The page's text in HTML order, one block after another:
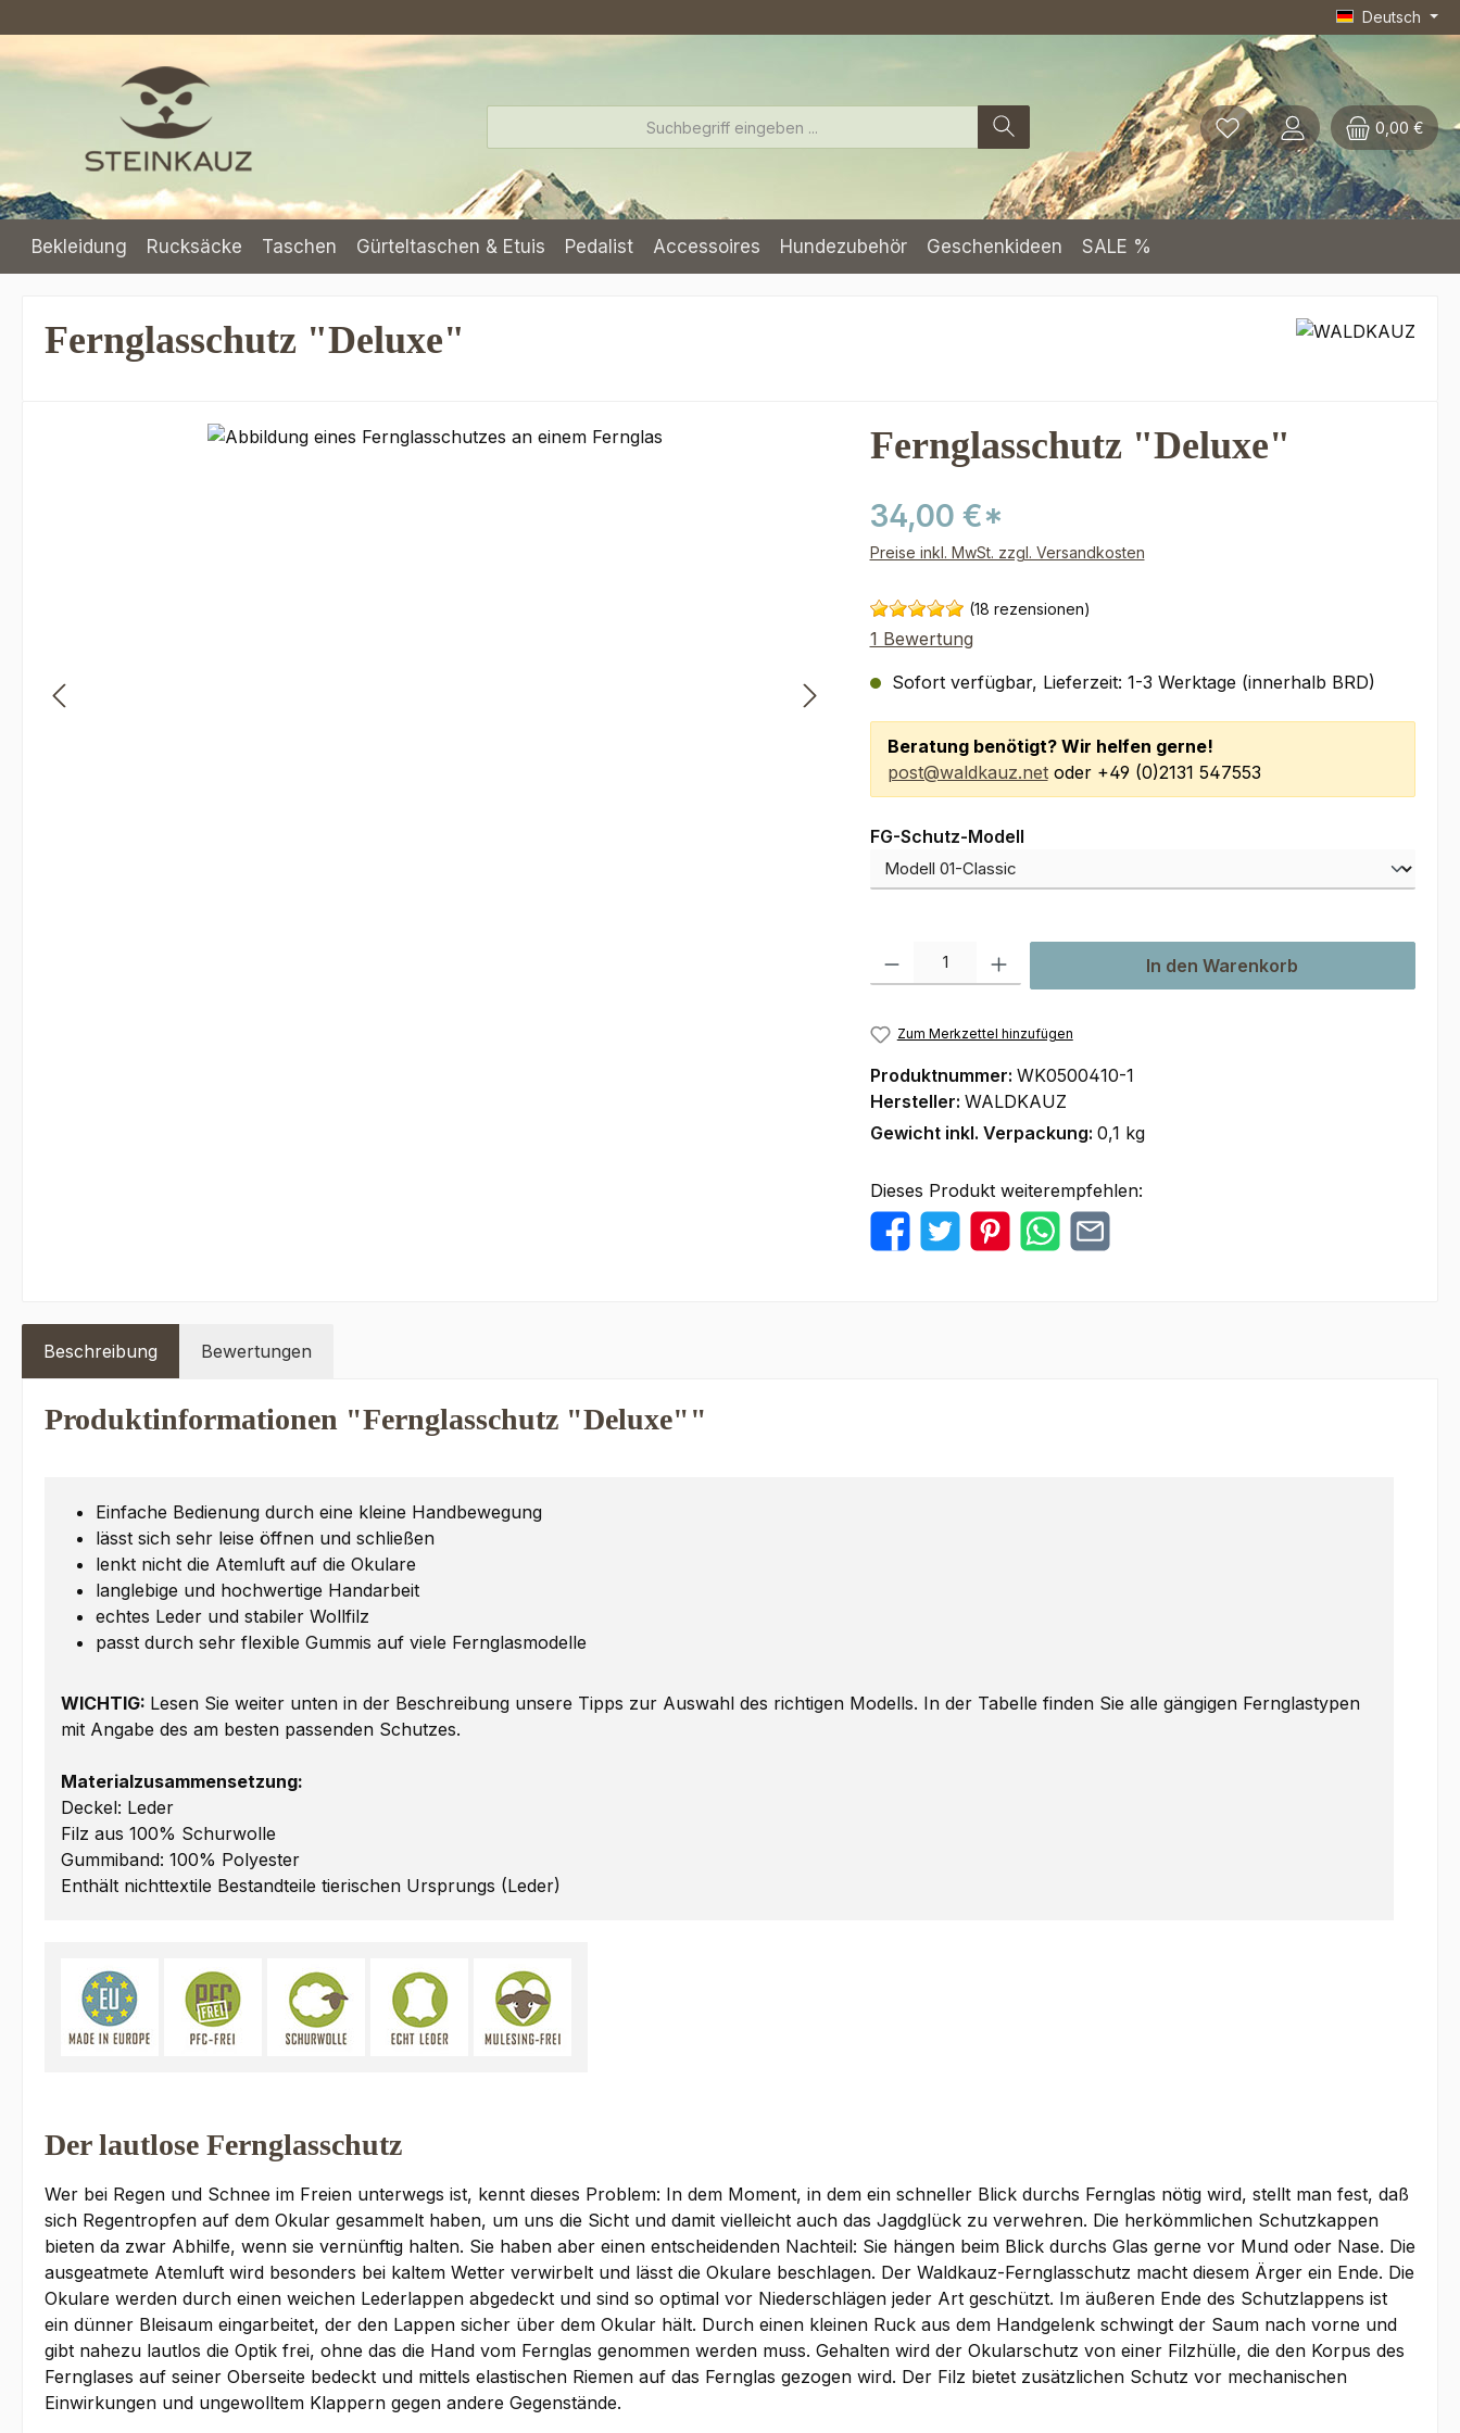
Deutsch
0,00 €
Bekleidung Rucksäcke Taschen Gürteltaschen & Etuis Pedalist Accessoires Hundezubehör Geschenkideen SALE %
Fernglasschutz "Deluxe"
Bildergalerie überspringen Fernglasschutz "Deluxe"
34,00 €*
Preise inkl. MwSt. zzgl. Versandkosten
(18 rezensionen)
1 Bewertung
Sofort verfügbar, Lieferzeit: 1-3 Werktage (innerhalb BRD)
Beratung benötigt? Wir helfen gerne!
post@waldkauz.netoder +49 (0)2131 547553
FG-Schutz-Modellauswählen
Produkt Anzahl: Gib den gewünschten Wert ein oder benutze die Schaltflächen
In den Warenkorb
Zum Merkzettel hinzufügen
Produktnummer: WK0500410-1
Hersteller: WALDKAUZ
Gewicht inkl. Verpackung: 0,1 kg
Dieses Produkt weiterempfehlen:
Beschreibung Bewertungen
Produktinformationen "Fernglasschutz "Deluxe""
Einfache Bedienung durch eine kleine Handbewegung
lässt sich sehr leise öffnen und schließen
lenkt nicht die Atemluft auf die Okulare
langlebige und hochwertige Handarbeit
echtes Leder und stabiler Wollfilz
passt durch sehr flexible Gummis auf viele Fernglasmodelle
WICHTIG: Lesen Sie weiter unten in der Beschreibung unsere Tipps zur Auswahl des richtigen Modells. In der Tabelle finden Sie alle gängigen Fernglastypen
mit Angabe des am besten passenden Schutzes.
Materialzusammensetzung:
Deckel: Leder
Filz aus 100% Schurwolle
Gummiband: 100% Polyester
Enthält nichttextile Bestandteile tierischen Ursprungs (Leder)
Der lautlose Fernglasschutz
Wer bei Regen und Schnee im Freien unterwegs ist, kennt dieses Problem: In dem Moment, in dem ein schneller Blick durchs Fernglas nötig wird, stellt man fest, daß
sich Regentropfen auf dem Okular gesammelt haben, um uns die Sicht und damit vielleicht auch das Jagdglück zu verwehren. Die herkömmlichen Schutzkappen
bieten da zwar Abhilfe, wenn sie vernünftig halten. Sie haben aber einen entscheidenden Nachteil: Sie hängen beim Blick durchs Glas gerne vor Mund oder Nase. Die
ausgeatmete Atemluft wird besonders bei kaltem Wetter verwirbelt und lässt die Okulare beschlagen. Der Waldkauz-Fernglasschutz macht diesem Ärger ein Ende. Die
Okulare werden durch einen weichen Lederlappen abgedeckt und sind so optimal vor Niederschlägen jeder Art geschützt. Im äußeren Ende des Schutzlappens ist
ein dünner Bleisaum eingarbeitet, der den Lappen sicher über dem Okular hält. Durch einen kleinen Ruck aus dem Handgelenk schwingt der Saum nach vorne und
gibt nahezu lautlos die Optik frei, ohne das die Hand vom Fernglas genommen werden muss. Gehalten wird der Okularschutz von einer Filzhülle, die den Korpus des
Fernglases auf seiner Oberseite bedeckt und mittels elastischen Riemen auf das Fernglas gezogen wird. Der Filz bietet zusätzlichen Schutz vor mechanischen
Einwirkungen und ungewolltem Klappern gegen andere Gegenstände.